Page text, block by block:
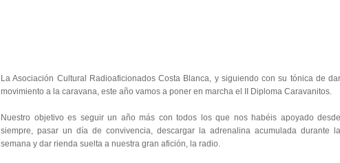
La Asociación Cultural Radioaficionados Costa Blanca, y siguiendo con su tónica de dar
movimiento a la caravana, este año vamos a poner en marcha el II Diploma Caravanitos.
Nuestro objetivo es seguir un año más con todos los que nos habéis apoyado desde
siempre, pasar un día de convivencia, descargar la adrenalina acumulada durante la
semana y dar rienda suelta a nuestra gran afición, la radio.